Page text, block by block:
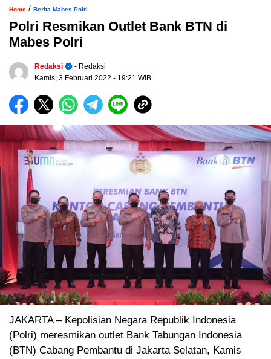
Home / Berita Mabes Polri
Polri Resmikan Outlet Bank BTN di
Mabes Polri
Redaksi
- Redaksi
Kamis, 3 Februari 2022 - 19:21 WIB
JAKARTA – Kepolisian Negara Republik Indonesia
(Polri) meresmikan outlet Bank Tabungan Indonesia
(BTN) Cabang Pembantu di Jakarta Selatan, Kamis